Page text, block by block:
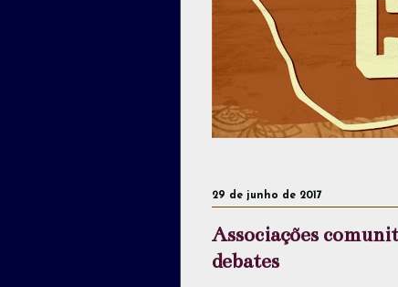
29 de junho de 2017
Associações
debates